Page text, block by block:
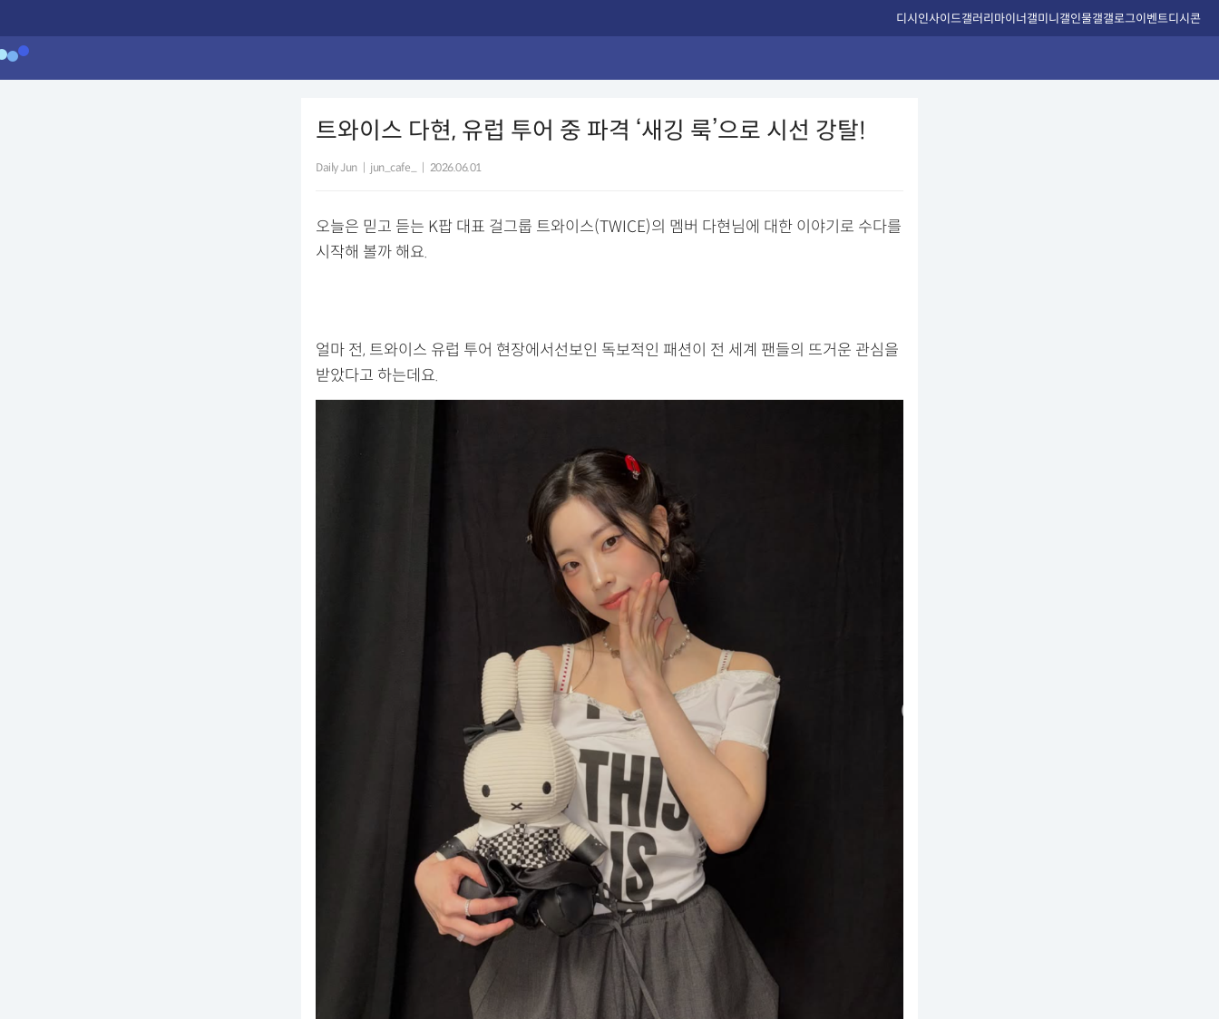
디시인사이드갤러리마이너갤미니갤인물갤갤로그이벤트디시콘
트와이스 다현, 유럽 투어 중 파격 ‘새깅 룩’으로 시선 강탈!
Daily Jun jun_cafe_ 2026.06.01
오늘은 믿고 듣는 K팝 대표 걸그룹 트와이스(TWICE)의 멤버 다현님에 대한 이야기로 수다를
시작해 볼까 해요.
얼마 전, 트와이스 유럽 투어 현장에서선보인 독보적인 패션이 전 세계 팬들의 뜨거운 관심을
받았다고 하는데요.